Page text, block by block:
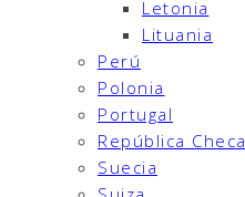
Letonia
Lituania
Perú
Polonia
Portugal
República Checa
Suecia